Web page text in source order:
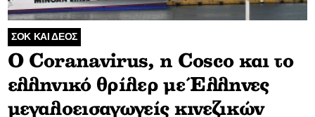
SPORTS
DIA Y NOCHE
CONTACT
ADVERTISE
ΣΟΚ ΚΑΙ ΔΕΟΣ
Ο Coranavirus, η Cosco και το
ελληνικό θρίλερ με Έλληνες
μεγαλοεισαγωγείς κινεζικών